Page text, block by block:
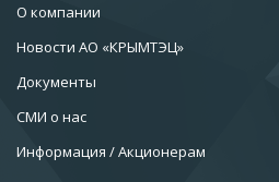
О компании
Новости АО «КРЫМТЭЦ»
Документы
СМИ о нас
Информация / Акционерам